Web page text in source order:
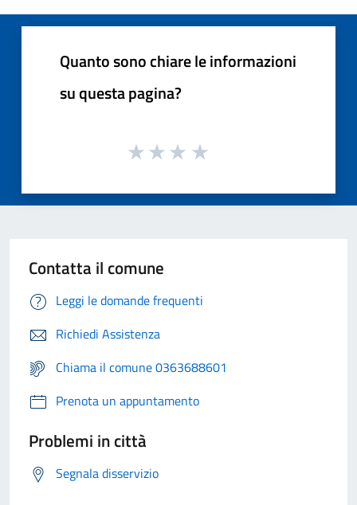
Quanto sono chiare le informazioni
su questa pagina?
Contatta il comune
Leggi le domande frequenti
Richiedi Assistenza
Chiama il comune 0363688601
Prenota un appuntamento
Problemi in città
Segnala disservizio